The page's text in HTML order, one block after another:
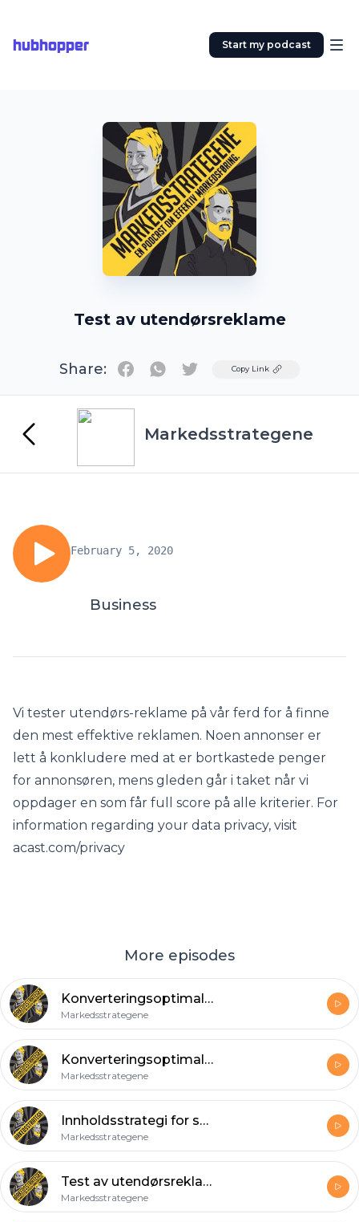
hubhopper Start my podcast
Test av utendørsreklame
Share: TwitterCopy Link
Markedsstrategene
February 5, 2020
Business
Vi tester utendørs-reklame på vår ferd for å finne
den mest effektive reklamen. Noen annonser er
lett å konkludere med at er bortkastede penger
for annonsøren, mens gleden går i taket når vi
oppdager en som får full score på alle kriterier. For
information regarding your data privacy, visit
acast.com/privacy
More episodes
Konverteringsoptimalisering (del 2)
Markedsstrategene
Konverteringsoptimalisering (del 1)
Markedsstrategene
Innholdsstrategi for sosiale medier
Markedsstrategene
Test av utendørsreklame
Markedsstrategene